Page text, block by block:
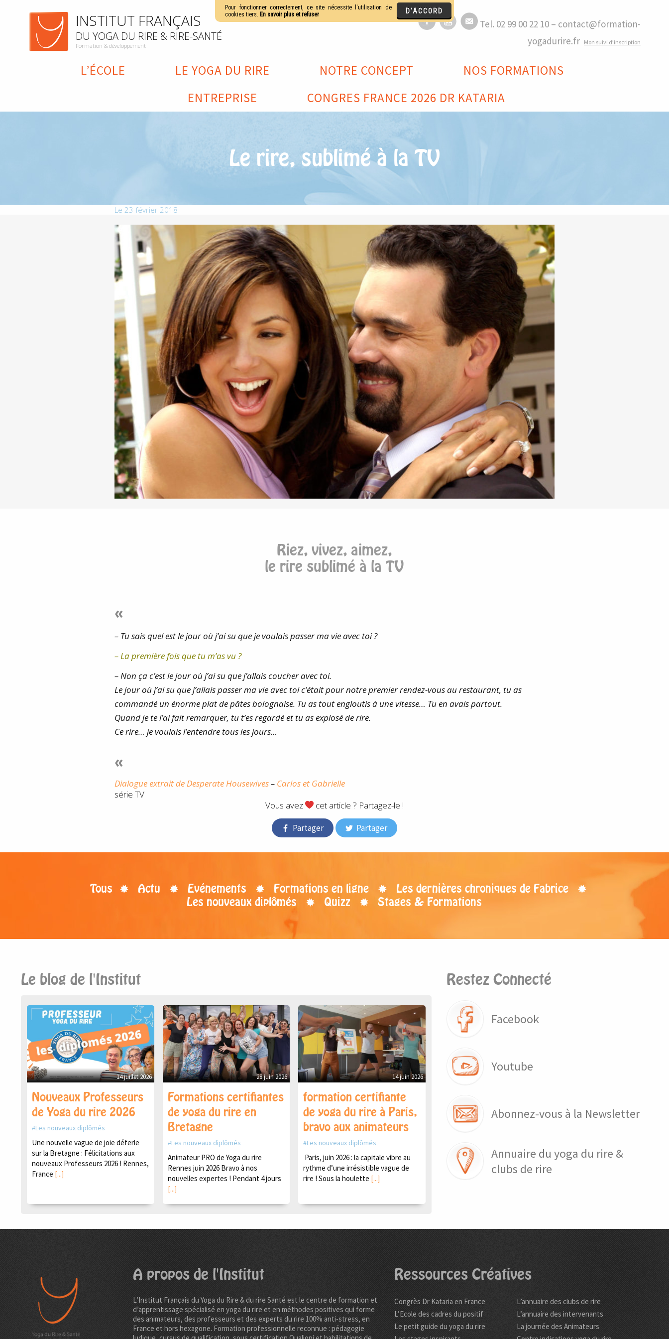
INSTITUT FRANÇAIS
DU YOGA DU RIRE & RIRE-SANTÉ
Formation & développement
Tel. 02 99 00 22 10 – contact@formation-
yogadurire.fr Mon suivi d’inscription
L’ÉCOLE LE YOGA DU RIRE NOTRE CONCEPT
NOS FORMATIONS
ENTREPRISE
CONGRES FRANCE 2026 DR KATARIA
Le rire, sublimé à la TV
Le 23 février 2018
Riez, vivez, aimez,
le rire sublimé à la TV
«
– Tu sais quel est le jour où j’ai su que je voulais passer ma vie avec toi ?
– La première fois que tu m’as vu ?
– Non ça c’est le jour où j’ai su que j’allais coucher avec toi.
Le jour où j’ai su que j’allais passer ma vie avec toi c’était pour notre premier rendez-vous au restaurant, tu as
commandé un énorme plat de pâtes bolognaise. Tu as tout engloutis à une vitesse… Tu en avais partout.
Quand je te l’ai fait remarquer, tu t’es regardé et tu as explosé de rire.
Ce rire… je voulais l’entendre tous les jours…
«
Dialogue extrait de Desperate Housewives– Carlos et Gabrielle
série TV
Vous avez
cet article ? Partagez-le !
Partager Partager
Tous Actu Evénements Formations en ligne
Les dernières chroniques de Fabrice
Les nouveaux diplômés
Quizz Stages & Formations
Le blog de l'Institut
14 juillet 2026
Nouveaux Professeurs
de Yoga du rire 2026
Les nouveaux diplômés
Une nouvelle vague de joie déferle
sur la Bretagne : Félicitations aux
nouveaux Professeurs 2026 ! Rennes,
France [...]
28 juin 2026
Formations certifiantes
de yoga du rire en
Bretagne
Les nouveaux diplômés
Animateur PRO de Yoga du rire
Rennes juin 2026 Bravo à nos
nouvelles expertes ! Pendant 4 jours
[...]
14 juin 2026
formation certifiante
de yoga du rire à Paris,
bravo aux animateurs
Les nouveaux diplômés
Paris, juin 2026 : la capitale vibre au
rythme d’une irrésistible vague de
rire ! Sous la houlette [...]
Restez Connecté
Facebook
Youtube
Abonnez-vous à la Newsletter
Annuaire du yoga du rire &
clubs de rire
A propos de l'Institut
L’Institut Français du Yoga du Rire & du rire Santé est le centre de formation et
d’apprentissage spécialisé en yoga du rire et en méthodes positives qui forme
des animateurs, des professeurs et des experts du rire 100% anti-stress, en
France et hors hexagone. Formation professionnelle reconnue : pédagogie
Ressources Créatives
Congrès Dr Kataria en France
L’Ecole des cadres du positif
Le petit guide du yoga du rire
L’annuaire des clubs de rire
L’annuaire des intervenants
La journée des Animateurs